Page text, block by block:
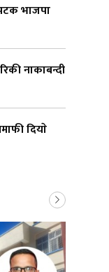
भाजपा
नाकाबन्दी
दियाे